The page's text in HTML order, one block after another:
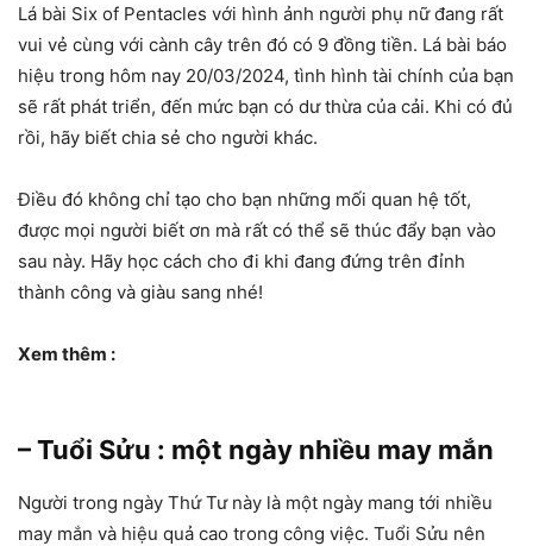
Lá bài Six of Pentacles với hình ảnh người phụ nữ đang rất
vui vẻ cùng với cành cây trên đó có 9 đồng tiền. Lá bài báo
hiệu trong hôm nay 20/03/2024, tình hình tài chính của bạn
sẽ rất phát triển, đến mức bạn có dư thừa của cải. Khi có đủ
rồi, hãy biết chia sẻ cho người khác.
Điều đó không chỉ tạo cho bạn những mối quan hệ tốt,
được mọi người biết ơn mà rất có thể sẽ thúc đẩy bạn vào
sau này. Hãy học cách cho đi khi đang đứng trên đỉnh
thành công và giàu sang nhé!
Xem thêm :
– Tuổi Sửu : một ngày nhiều may mắn
Người trong ngày Thứ Tư này là một ngày mang tới nhiều
may mắn và hiệu quả cao trong công việc. Tuổi Sửu nên